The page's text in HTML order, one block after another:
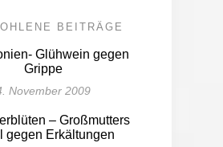
BEITRÄGE
Glühwein gegen
Grippe
November 2009
– Großmutters
gegen Erkältungen